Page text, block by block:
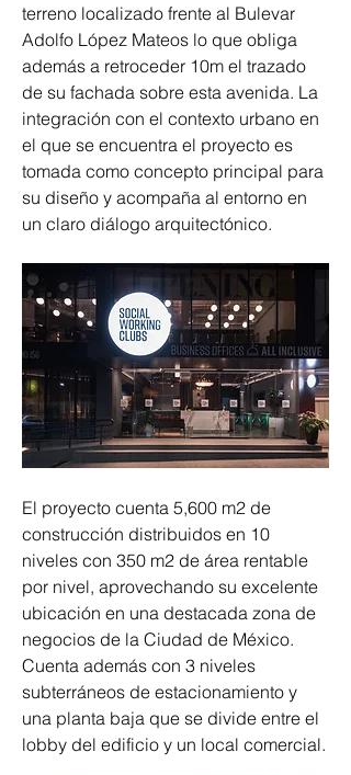
terreno localizado frente al Bulevar
Adolfo López Mateos lo que obliga
además a retroceder 10m el trazado
de su fachada sobre esta avenida. La
integración con el contexto urbano en
el que se encuentra el proyecto es
tomada como concepto principal para
su diseño y acompaña al entorno en
un claro diálogo arquitectónico.
El proyecto cuenta 5,600 m2 de
construcción distribuidos en 10
niveles con 350 m2 de área rentable
por nivel, aprovechando su excelente
ubicación en una destacada zona de
negocios de la Ciudad de México.
Cuenta además con 3 niveles
subterráneos de estacionamiento y
una planta baja que se divide entre el
lobby del edificio y un local comercial.